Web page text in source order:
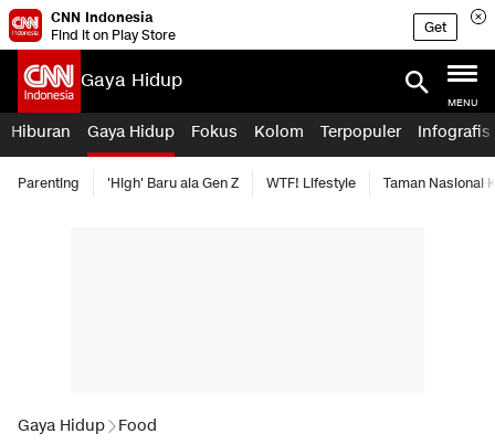
CNN Indonesia
Find it on Play Store
Get
Gaya Hidup
MENU
Hiburan Gaya Hidup Fokus Kolom Terpopuler Infografis
Parenting 'High' Baru ala Gen Z WTF! Lifestyle Taman Nasional
Gaya Hidup Food